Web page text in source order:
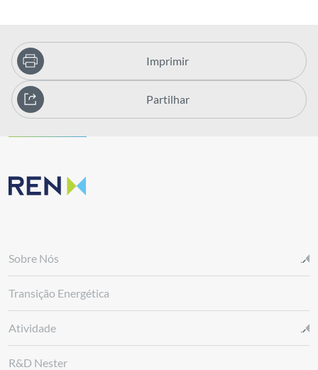
Imprimir
Partilhar
Sobre Nós
Transição Energética
Atividade
R&D Nester